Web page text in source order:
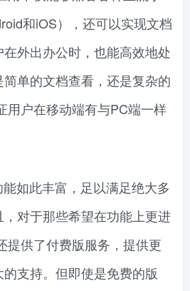
和iOS），还可以实现文档
外出办公时，也能高效地处
单的文档查看，还是复杂的
用户在移动端有与PC端一样
如此丰富，足以满足绝大多
对于那些希望在功能上更进
提供了付费版服务，提供更
支持。但即使是免费的版